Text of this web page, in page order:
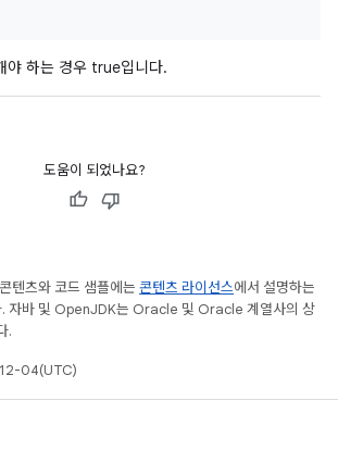
야 하는 경우 true입니다.
도움이 되었나요?
텐츠와 코드 샘플에는 콘텐츠 라이선스에서 설명하는
. 자바 및 OpenJDK는 Oracle 및 Oracle 계열사의 상
.
04(UTC)